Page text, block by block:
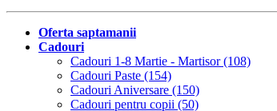
Oferta saptamanii
Cadouri
Cadouri 1-8 Martie - Martisor (108)
Cadouri Paste (154)
Cadouri Aniversare (150)
Cadouri pentru copii (50)